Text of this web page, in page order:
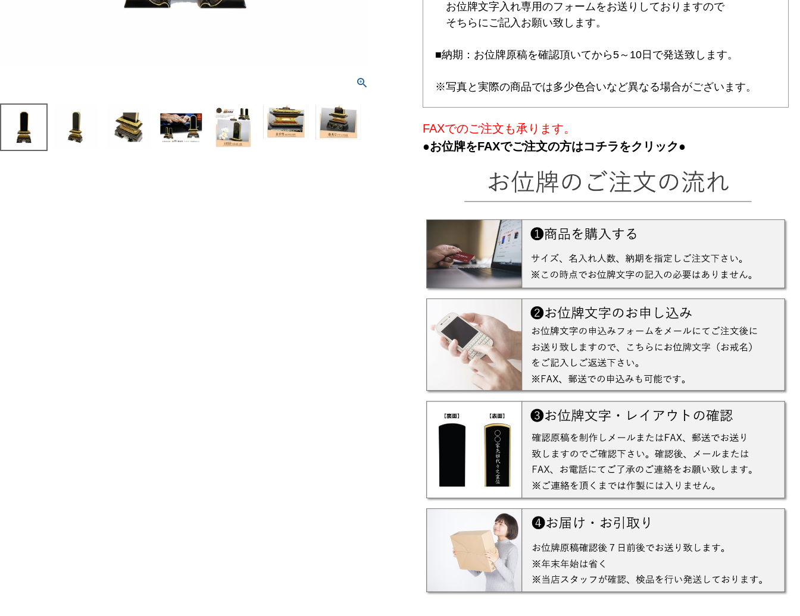
お位牌文字入れ専用のフォームをお送りしておりますので
そちらにご記入お願い致します。
■納期：お位牌原稿を確認頂いてから5～10日で発送致します。
※写真と実際の商品では多少色合いなど異なる場合がございます。
FAXでのご注文も承ります。
●お位牌をFAXでご注文の方はコチラをクリック●